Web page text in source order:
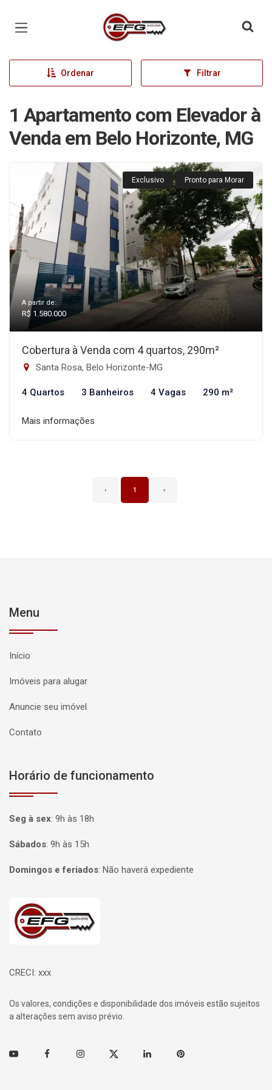
Página inicial
Ordenar Filtrar
1 Apartamento com Elevador à
Venda em Belo Horizonte, MG
Exclusivo Pronto para Morar
A partir de:
R$ 1.580.000
Cobertura à Venda com 4 quartos, 290m²
Santa Rosa, Belo Horizonte-MG
4 Quartos 3 Banheiros 4 Vagas 290 m²
Mais informações
‹ 1 ›
Menu
Início
Imóveis para alugar
Anuncie seu imóvel
Contato
Horário de funcionamento
Seg à sex: 9h às 18h
Sábados: 9h às 15h
Domingos e feriados: Não haverá expediente
Página inicial
CRECI: xxx
Os valores, condições e disponibilidade dos imóveis estão sujeitos
a alterações sem aviso prévio.
Youtube FacebookInstagramTwitter Linkedin Pinterest